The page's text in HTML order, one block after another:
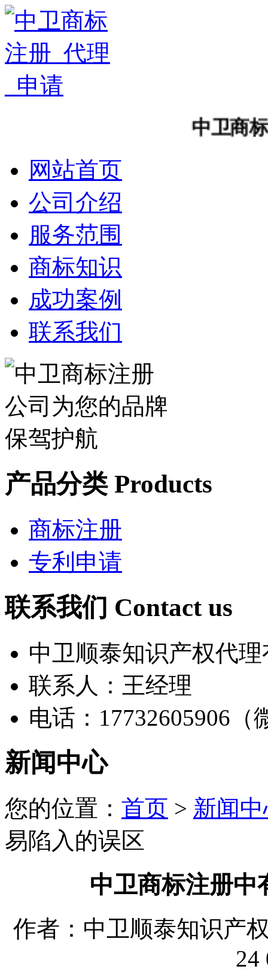
中卫商标注
网站首页
公司介绍
服务范围
商标知识
成功案例
联系我们
产品分类 Products
商标注册
专利申请
联系我们 Contact us
中卫顺泰知识产权代
联系人：王经理
电话：17732605906（
新闻中心
您的位置： 首页 > 新闻
易陷入的误区
中卫商标注册中
作者：中卫顺泰知识产
24